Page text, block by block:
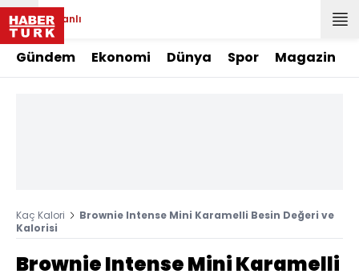
Canlı
Gündem Ekonomi Dünya Spor Magazin
Kaç Kalori
Brownie Intense Mini Karamelli Besin Değeri ve
Kalorisi
Brownie Intense Mini Karamelli